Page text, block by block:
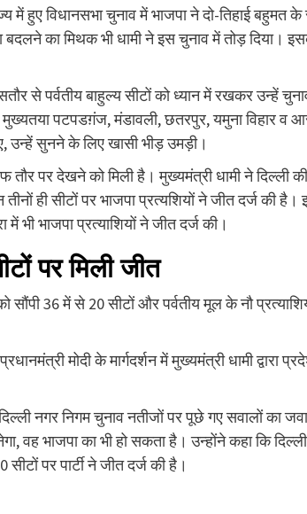
विधानसभा चुनाव में भाजपा ने दो-तिहाई बहुमत के
बदलने का मिथक भी धामी ने इस चुनाव में तोड़ दिया।
से पर्वतीय बाहुल्य सीटों को ध्यान में रखकर उन्हें
पटपडग़ंज, मंडावली, छतरपुर, यमुना विहार व
उन्हें सुनने के लिए खासी भीड़ उमड़ी।
पर देखने को मिली है। मुख्यमंत्री धामी ने दिल्ली
ही सीटों पर भाजपा प्रत्यशियों ने जीत दर्ज की है।
में भी भाजपा प्रत्याशियों ने जीत दर्ज की।
पर मिली जीत
सौंपी 36 में से 20 सीटों और पर्वतीय मूल के नौ
मोदी के मार्गदर्शन में मुख्यमंत्री धामी द्वारा
नगर निगम चुनाव नतीजों पर पूछे गए सवालों का
वह भाजपा का भी हो सकता है। उन्होंने कहा कि
पर पार्टी ने जीत दर्ज की है।